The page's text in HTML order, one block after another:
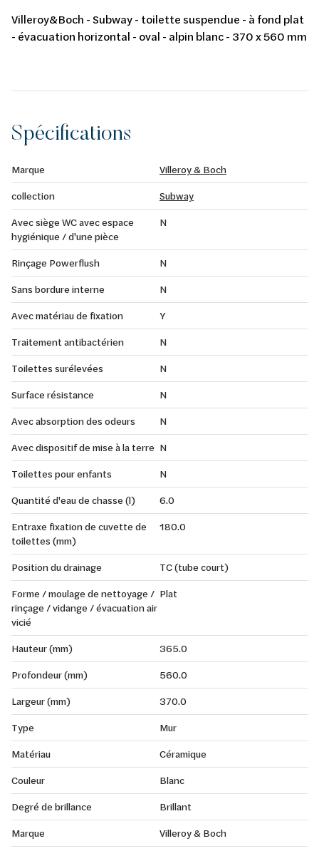
Villeroy&Boch - Subway - toilette suspendue - à fond plat
- évacuation horizontal - oval - alpin blanc - 370 x 560 mm
Spécifications
Marque
Villeroy & Boch
collection
Subway
Avec siège WC avec espace
hygiénique / d'une pièce
N
Rinçage Powerflush
N
Sans bordure interne
N
Avec matériau de fixation
Y
Traitement antibactérien
N
Toilettes surélevées
N
Surface résistance
N
Avec absorption des odeurs
N
Avec dispositif de mise à la terre N
Toilettes pour enfants
N
Quantité d'eau de chasse (l)
6.0
Entraxe fixation de cuvette de
toilettes (mm)
180.0
Position du drainage
TC (tube court)
Forme / moulage de nettoyage /
rinçage / vidange / évacuation air
vicié
Plat
Hauteur (mm)
365.0
Profondeur (mm)
560.0
Largeur (mm)
370.0
Type
Mur
Matériau
Céramique
Couleur
Blanc
Degré de brillance
Brillant
Marque
Villeroy & Boch